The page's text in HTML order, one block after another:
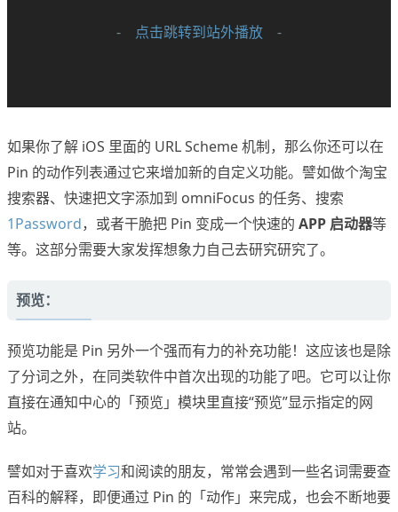
- 点击跳转到站外播放 -
如果你了解 iOS 里面的 URL Scheme 机制，那么你还可以在
Pin 的动作列表通过它来增加新的自定义功能。譬如做个淘宝
搜索器、快速把文字添加到 omniFocus 的任务、搜索
1Password，或者干脆把 Pin 变成一个快速的 APP 启动器等
等。这部分需要大家发挥想象力自己去研究研究了。
预览：
预览功能是 Pin 另外一个强而有力的补充功能！这应该也是除
了分词之外，在同类软件中首次出现的功能了吧。它可以让你
直接在通知中心的「预览」模块里直接“预览”显示指定的网
站。
譬如对于喜欢学习和阅读的朋友，常常会遇到一些名词需要查
百科的解释，即便通过 Pin 的「动作」来完成，也会不断地要